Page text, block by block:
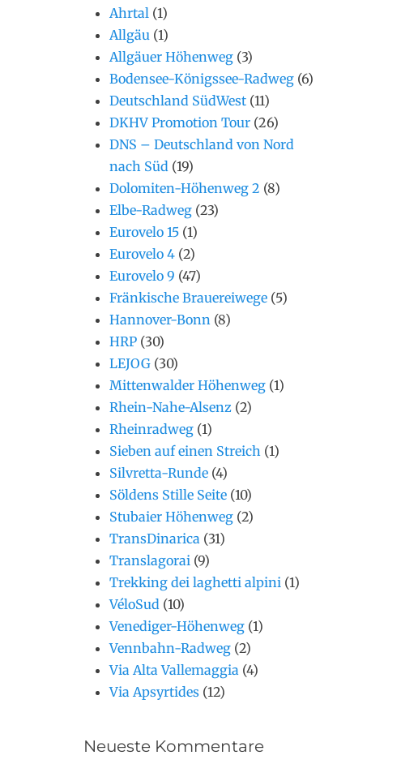
Ahrtal (1)
Allgäu (1)
Allgäuer Höhenweg (3)
Bodensee-Königssee-Radweg (6)
Deutschland SüdWest (11)
DKHV Promotion Tour (26)
DNS – Deutschland von Nord
nach Süd (19)
Dolomiten-Höhenweg 2 (8)
Elbe-Radweg (23)
Eurovelo 15 (1)
Eurovelo 4 (2)
Eurovelo 9 (47)
Fränkische Brauereiwege (5)
Hannover-Bonn (8)
HRP (30)
LEJOG (30)
Mittenwalder Höhenweg (1)
Rhein-Nahe-Alsenz (2)
Rheinradweg (1)
Sieben auf einen Streich (1)
Silvretta-Runde (4)
Söldens Stille Seite (10)
Stubaier Höhenweg (2)
TransDinarica (31)
Translagorai (9)
Trekking dei laghetti alpini (1)
VéloSud (10)
Venediger-Höhenweg (1)
Vennbahn-Radweg (2)
Via Alta Vallemaggia (4)
Via Apsyrtides (12)
Neueste Kommentare